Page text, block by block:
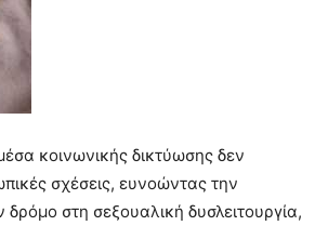
κοινωνικής δικτύωσης δεν
σχέσεις, ευνοώντας την
στη σεξουαλική δυσλειτουργία,